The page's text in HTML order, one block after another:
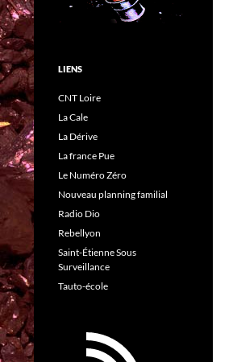
LIENS
CNT Loire
La Cale
La Dérive
La france Pue
Le Numéro Zéro
Nouveau planning familial
Radio Dio
Rebellyon
Saint-Étienne Sous
Surveillance
Tauto-école